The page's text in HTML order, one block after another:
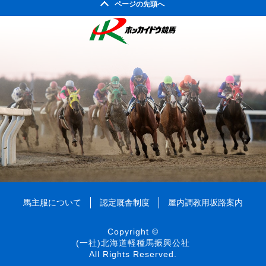
2008年01月
2007年02月
2007年01月
2006年03月
2006年02月
2006年01月
2005年07月
2005年04月
2005年03月
2005年02月
2005年01月
2004年06月
2004年05月
2004年04月
2004年03月
2004年02月
2004年01月
2003年07月
2003年06月
2003年05月
2003年04月
2003年01月
ページの先頭へ
馬主服について 認定厩舎制度 屋内調教用坂路案内
Copyright ©
(一社)北海道軽種馬振興公社
All Rights Reserved.